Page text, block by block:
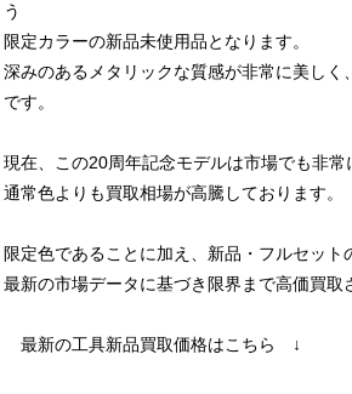
う
限定カラーの新品未使用品となります。
深みのあるメタリックな質感が非常に美しく
です。
現在、この20周年記念モデルは市場でも非常
通常色よりも買取相場が高騰しております。
限定色であることに加え、新品・フルセット
最新の市場データに基づき限界まで高価買取
最新の工具新品買取価格はこちら ↓